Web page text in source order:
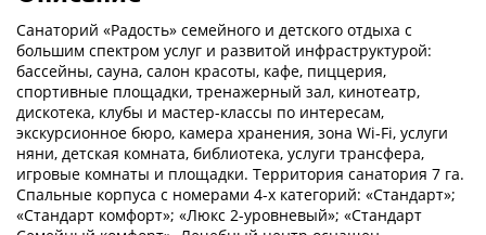
Санаторий «Радость» семейного и детского отдыха с
большим спектром услуг и развитой инфраструктурой:
бассейны, сауна, салон красоты, кафе, пиццерия,
спортивные площадки, тренажерный зал, кинотеатр,
дискотека, клубы и мастер-классы по интересам,
экскурсионное бюро, камера хранения, зона Wi-Fi, услуги
няни, детская комната, библиотека, услуги трансфера,
игровые комнаты и площадки. Территория санатория 7 га.
Спальные корпуса с номерами 4-х категорий: «Стандарт»;
«Стандарт комфорт»; «Люкс 2-уровневый»; «Стандарт